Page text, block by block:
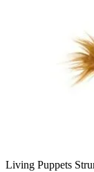
Living Puppets